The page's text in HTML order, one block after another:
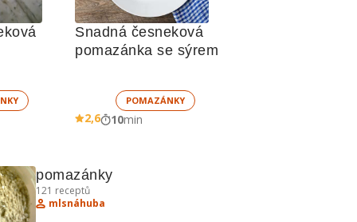
Snadná česneková
pomazánka se sýrem
POMAZÁNKY
2,6 10min
pomazánky
121 receptů
mlsnáhuba